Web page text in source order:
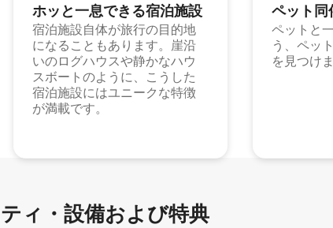
ホッと一⁠息⁠で⁠き⁠る宿⁠泊施⁠設
宿泊施設自体が旅行の目的地
になることもあります。崖沿
いのログハウスや静かなハウ
スボートのように、こうした
宿泊施設にはユニークな特徴
が満載です。
ペット同⁠
ペットと
う、ペッ
を見つけ
ィ⁠・設⁠備⁠および特⁠典